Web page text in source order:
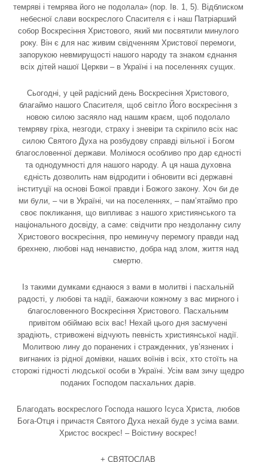
темряві і темрява його не подолала» (пор. Ів. 1, 5). Відблиском
небесної слави воскреслого Спасителя є і наш Патріарший
собор Воскресіння Христового, який ми посвятили минулого
року. Він є для нас живим свідченням Христової перемоги,
запорукою невмирущості нашого народу та знаком єднання
всіх дітей нашої Церкви – в Україні і на поселеннях сущих.
Сьогодні, у цей радісний день Воскресіння Христового,
благаймо нашого Спасителя, щоб світло Його воскресіння з
новою силою засяяло над нашим краєм, щоб подолало
темряву гріха, незгоди, страху і зневіри та скріпило всіх нас
силою Святого Духа на розбудову справді вільної і Богом
благословенної держави. Молімося особливо про дар єдності
та однодумності для нашого народу. А ця наша духовна
єдність дозволить нам відродити і обновити всі державні
інституції на основі Божої правди і Божого закону. Хоч би де
ми були, – чи в Україні, чи на поселеннях, – пам’ятаймо про
своє покликання, що випливає з нашого християнського та
національного досвіду, а саме: свідчити про нездоланну силу
Христового воскресіння, про неминучу перемогу правди над
брехнею, любові над ненавистю, добра над злом, життя над
смертю.
Із такими думками єднаюся з вами в молитві і пасхальній
радості, у любові та надії, бажаючи кожному з вас мирного і
благословенного Воскресіння Христового. Пасхальним
привітом обіймаю всіх вас! Нехай цього дня засмучені
зрадіють, стривожені відчують певність християнської надії.
Молитвою лину до поранених і стражденних, ув’язнених і
вигнаних із рідної домівки, наших воїнів і всіх, хто стоїть на
сторожі гідності людської особи в Україні. Усім вам зичу щедро
поданих Господом пасхальних дарів.
Благодать воскреслого Господа нашого Ісуса Христа, любов
Бога-Отця і причастя Святого Духа нехай буде з усіма вами.
Христос воскрес! – Воістину воскрес!
+ СВЯТОСЛАВ